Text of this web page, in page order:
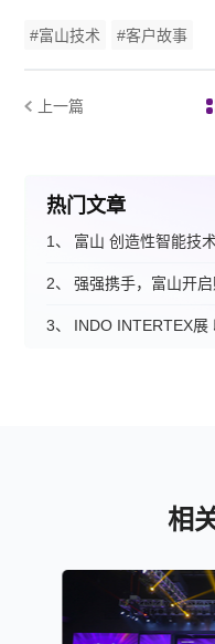
#富山技术 #客户故事
上一篇
热门文章
1、 富山 创造性智能技
2、 强强携手，富山开
3、 INDO INTERTEX展
相